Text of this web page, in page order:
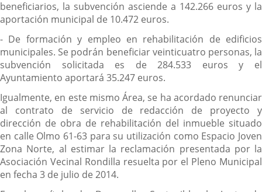
beneficiarios, la subvención asciende a 142.266 euros y la
aportación municipal de 10.472 euros.
- De formación y empleo en rehabilitación de edificios
municipales. Se podrán beneficiar veinticuatro personas, la
subvención solicitada es de 284.533 euros y el
Ayuntamiento aportará 35.247 euros.
Igualmente, en este mismo Área, se ha acordado renunciar
al contrato de servicio de redacción de proyecto y
dirección de obra de rehabilitación del inmueble situado
en calle Olmo 61-63 para su utilización como Espacio Joven
Zona Norte, al estimar la reclamación presentada por la
Asociación Vecinal Rondilla resuelta por el Pleno Municipal
en fecha 3 de julio de 2014.